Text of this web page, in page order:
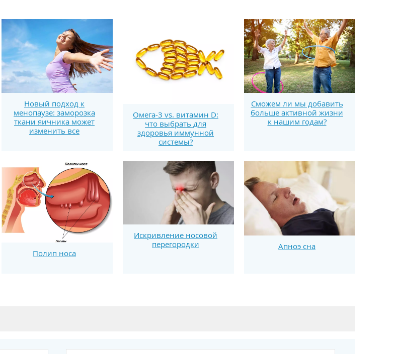
Новый подход к
менопаузе: заморозка
ткани яичника может
изменить все
Омега-3 vs. витамин D:
что выбрать для
здоровья иммунной
системы?
Сможем ли мы добавить
больше активной жизни
к нашим годам?
Полип носа
Искривление носовой
перегородки
Апноэ сна